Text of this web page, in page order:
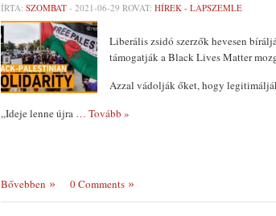
ÍRTA: SZOMBAT - 2021-06-29 ROVAT: HÍREK - LAPSZEMLE
Liberális zsidó szerzők hevesen
támogatják a Black Lives Matter
Azzal vádolják őket, hogy
„Ideje lenne újra … Tovább »
Bővebben 0 Comments